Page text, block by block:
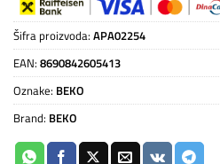
Šifra proizvoda: APA02254
EAN: 8690842605413
Oznake: BEKO
Brand: BEKO